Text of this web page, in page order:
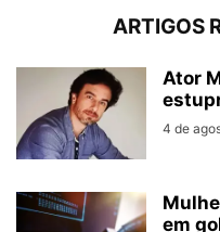
ARTIGOS
Ator
4 de
em